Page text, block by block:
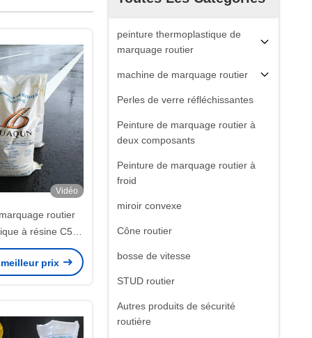
peinture thermoplastique de
marquage routier
machine de marquage routier
Perles de verre réfléchissantes
Peinture de marquage routier à
deux composants
Peinture de marquage routier à
froid
miroir convexe
Cône routier
bosse de vitesse
STUD routier
Autres produits de sécurité
routière
Vidéo
routier
à résine C5
d'application
et revêtement
prix